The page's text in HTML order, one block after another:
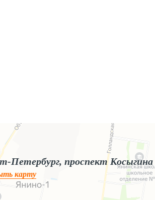
адресов, городской транспорт
Петербург, проспект Косыгина
карту